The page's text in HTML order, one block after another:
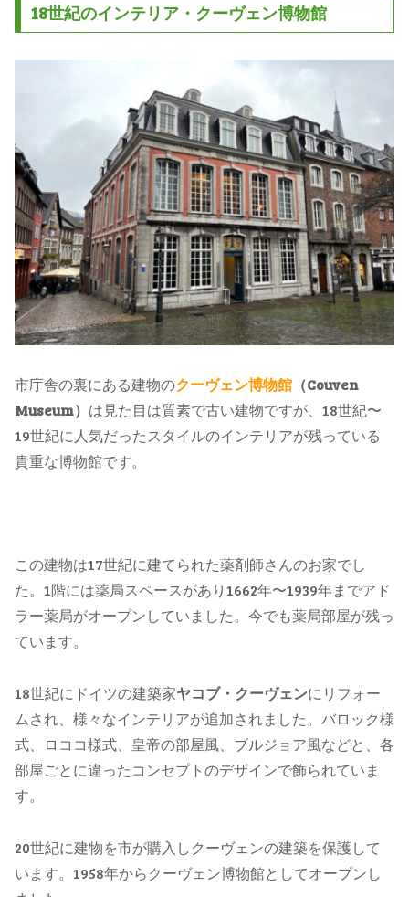
18世紀のインテリア・クーヴェン博物館
市庁舎の裏にある建物のクーヴェン博物館 （Couven
Museum） は見た目は質素で古い建物ですが、18世紀〜
19世紀に人気だったスタイルのインテリアが残っている
貴重な博物館です。
この建物は17世紀に建てられた薬剤師さんのお家でし
た。1階には薬局スペースがあり1662年〜1939年までアド
ラー薬局がオープンしていました。今でも薬局部屋が残っ
ています。
18世紀にドイツの建築家ヤコブ・クーヴェンにリフォー
ムされ、様々なインテリアが追加されました。バロック様
式、ロココ様式、皇帝の部屋風、ブルジョア風などと、各
部屋ごとに違ったコンセプトのデザインで飾られていま
す。
20世紀に建物を市が購入しクーヴェンの建築を保護して
います。1958年からクーヴェン博物館としてオープンし